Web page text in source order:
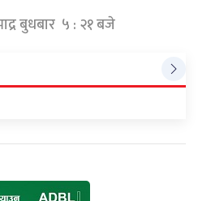
बुधबार ५ : २१ बजे